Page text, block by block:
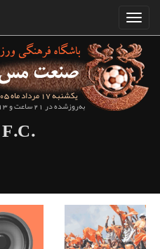
یکشنبه 17 مرداد ماه 1405
به‌روزشده در 21 ساعت و 13 دقیقه قبل
F.C.